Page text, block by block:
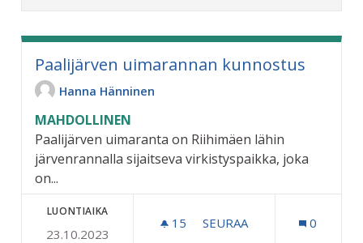
Paalijärven uimarannan kunnostus
Hanna Hänninen
MAHDOLLINEN
Paalijärven uimaranta on Riihimäen lähin
järvenrannalla sijaitseva virkistyspaikka, joka
on...
LUONTIAIKA
23.10.2023
15 15 SEURAAJAA
SEURAA 0